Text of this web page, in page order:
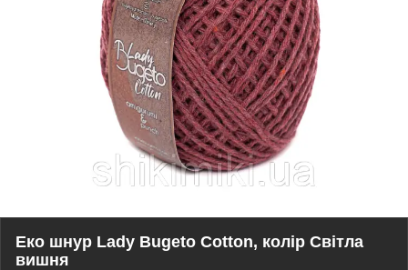
Еко шнур Lady Bugeto Cotton, колір Світла
вишня